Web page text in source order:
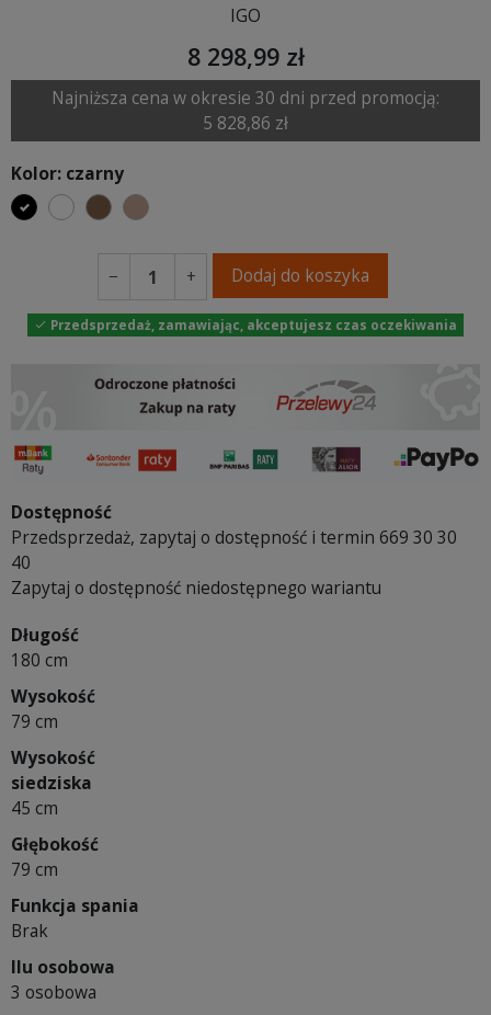
IGO
8 298,99 zł
Najniższa cena w okresie 30 dni przed promocją:
5 828,86 zł
Kolor: czarny
czarnybiałybrązowyjasnobrązowy
− + Dodaj do koszyka
 Przedsprzedaż, zamawiając, akceptujesz czas oczekiwania
Dostępność
Przedsprzedaż, zapytaj o dostępność i termin 669 30 30
40
Zapytaj o dostępność niedostępnego wariantu
Długość
180 cm
Wysokość
79 cm
Wysokość
siedziska
45 cm
Głębokość
79 cm
Funkcja spania
Brak
Ilu osobowa
3 osobowa